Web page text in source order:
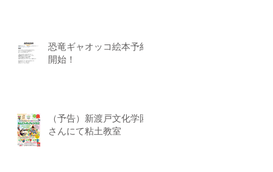
恐竜ギャオッコ絵本予約
開始！
（予告）新渡戸文化学園
さんにて粘土教室